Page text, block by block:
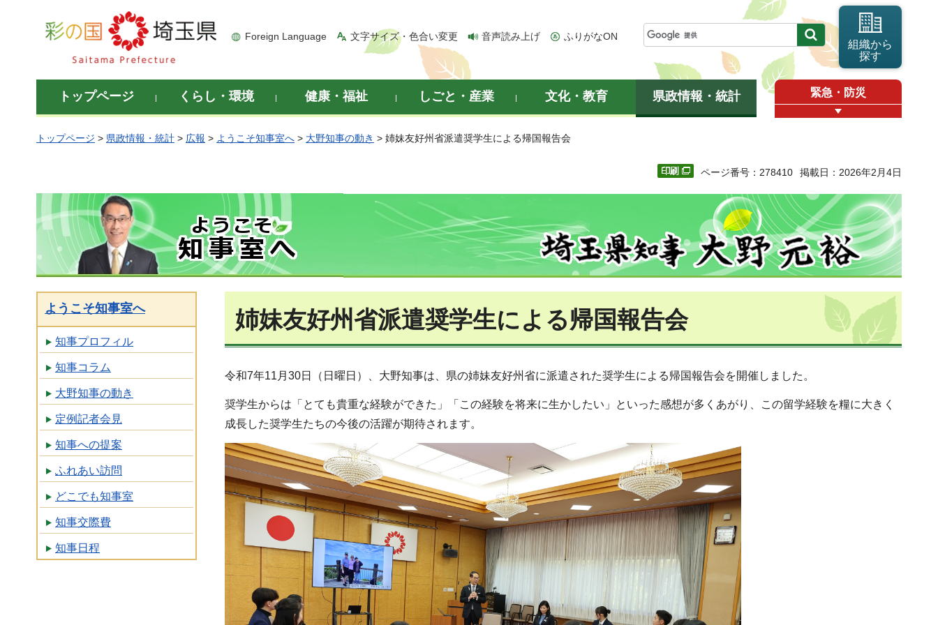
彩の国 埼玉県
Foreign Language 文字サイズ・色合い変更 音声読み上げ ふりがなON
組織から
探す
トップページ くらし・環境 健康・福祉 しごと・産業 文化・教育 県政情報・統計 緊急・防災
トップページ > 県政情報・統計 > 広報 > ようこそ知事室へ > 大野知事の動き > 姉妹友好州省派遣奨学生による帰国報告会
ページ番号：278410 掲載日：2026年2月4日
ようこそ知事室へ
知事プロフィル
知事コラム
大野知事の動き
定例記者会見
知事への提案
ふれあい訪問
どこでも知事室
知事交際費
知事日程
姉妹友好州省派遣奨学生による帰国報告会
令和7年11月30日（日曜日）、大野知事は、県の姉妹友好州省に派遣された奨学生による帰国報告会を開催しました。
奨学生からは「とても貴重な経験ができた」「この経験を将来に生かしたい」といった感想が多くあがり、この留学経験を糧に大きく
成長した奨学生たちの今後の活躍が期待されます。